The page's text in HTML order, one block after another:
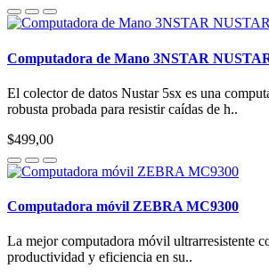
Computadora de Mano 3NSTAR
El colector de datos Nustar 5sx es una
robusta probada para resistir caídas de h..
$499,00
Computadora móvil ZEBRA MC9300
La mejor computadora móvil ultrarresistente
productividad y eficiencia en su..